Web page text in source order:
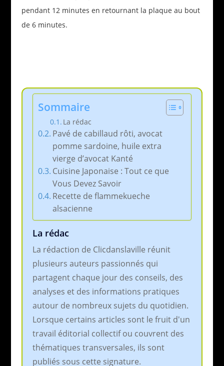
pendant 12 minutes en retournant la plaque au bout
de 6 minutes.
Sommaire
La rédac
Pavé de cabillaud rôti, avocat
pomme sardoine, huile extra
vierge d’avocat Kanté
Cuisine Japonaise : Tout ce que
Vous Devez Savoir
Recette de flammekueche
alsacienne
La rédac
La rédaction de Clicdanslaville réunit
plusieurs auteurs passionnés qui
partagent chaque jour des conseils, des
analyses et des informations pratiques
autour de nombreux sujets du quotidien.
Lorsque certains articles sont le fruit d'un
travail éditorial collectif ou couvrent des
thématiques transversales, ils sont
publiés sous cette signature.